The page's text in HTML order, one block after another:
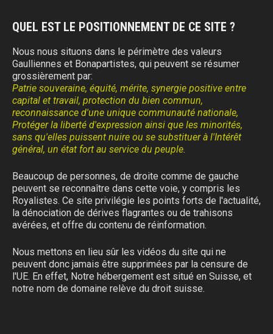
QUEL EST LE POSITIONNEMENT DE CE SITE ?
Nous nous situons dans le périmètre des valeurs
Gaulliennes et Bonapartistes, qui peuvent se résumer
grossièrement par:
Patrie souveraine, équité, mérite, synergie positive entre
capital et travail, protection du bien commun,
reconnaissance d'une unique communauté nationale,
Protéger la liberté d'expression ainsi que les minorités,
sans qu'elles puissent nuire ou se substituer à l'Intérêt
général, un état fort au service du peuple.
Beaucoup de personnes, de droite comme de gauche
peuvent se reconnaître dans cette voie, y compris les
Royalistes. Ce site privilégie les points forts de l'actualité,
la dénociation de dérives flagrantes ou de trahisons
avérées, et offre du contenu de réinformation.
Nous mettons en lieu sûr les vidéos du site qui ne
peuvent donc jamais être supprimées par la censure de
l'UE. En effet, Notre hébergement est situé en Suisse, et
notre nom de domaine relève du droit suisse.